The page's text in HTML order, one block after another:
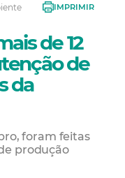
IMPRIMIR
de 12
de
da
foram feitas
produção